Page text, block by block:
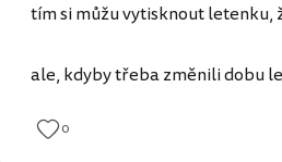
tím si můžu vytisknout letenku,
ale, kdyby třeba změnili dobu
0